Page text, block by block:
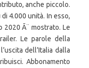
anche piccolo.
4.000 unità. In esso,
Ã¨ mostrato. Le
Le parole della
dell’Italia dalla
Abbonamento